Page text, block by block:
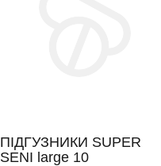
ПІДГУЗНИКИ SUPER
SENI large 10